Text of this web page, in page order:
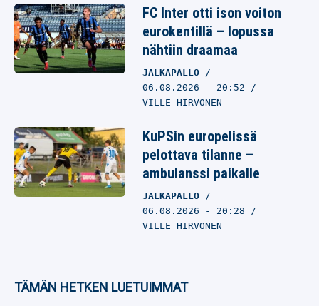
FC Inter otti ison voiton
eurokentillä – lopussa
nähtiin draamaa
JALKAPALLO
06.08.2026 - 20:52
VILLE HIRVONEN
KuPSin europelissä
pelottava tilanne –
ambulanssi paikalle
JALKAPALLO
06.08.2026 - 20:28
VILLE HIRVONEN
TÄMÄN HETKEN LUETUIMMAT